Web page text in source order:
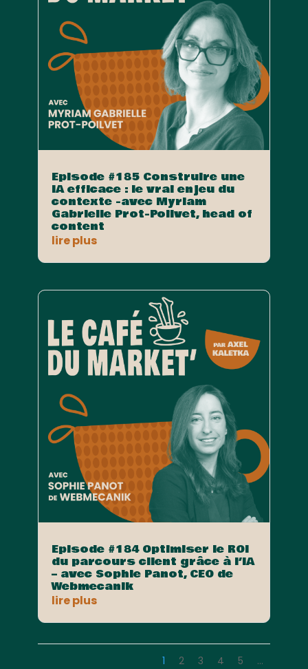
Episode #185 Construire une
IA efficace : le vrai enjeu du
contexte -avec Myriam
Gabrielle Prot-Poilvet, head of
content
lire plus
Episode #184 Optimiser le ROI
du parcours client grâce à l’IA
– avec Sophie Panot, CEO de
Webmecanik
lire plus
1 2 3 4 5
…